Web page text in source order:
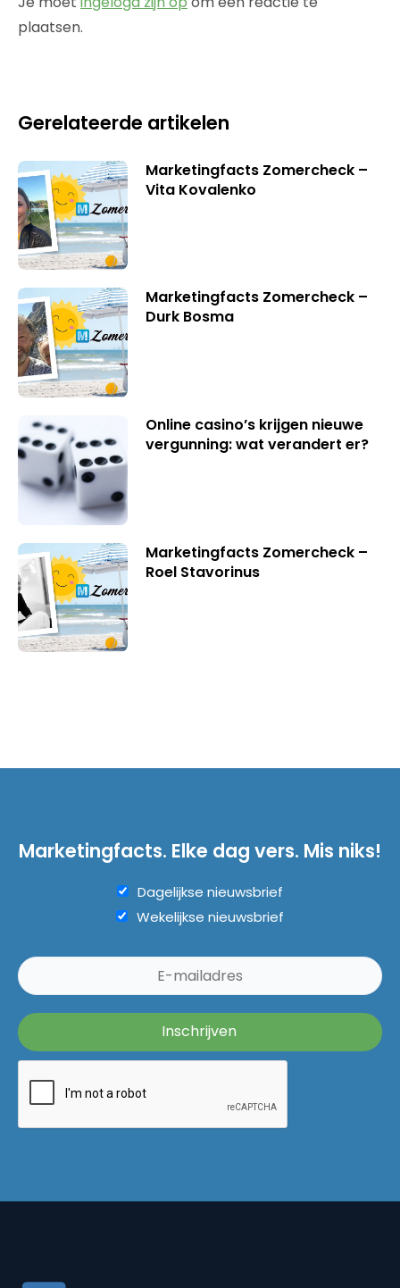
plaatsen.
Gerelateerde artikelen
Marketingfacts Zomercheck –
Vita Kovalenko
Marketingfacts Zomercheck –
Durk Bosma
Online casino’s krijgen nieuwe
vergunning: wat verandert er?
Marketingfacts Zomercheck –
Roel Stavorinus
Marketingfacts. Elke dag vers. Mis niks!
Dagelijkse nieuwsbrief
Wekelijkse nieuwsbrief